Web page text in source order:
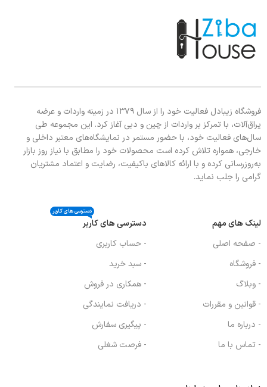
فروشگاه زیبادل فعالیت خود را از سال ۱۳۷۹ در زمینه واردات و عرضه
یراق‌آلات، با تمرکز بر واردات از چین و دبی آغاز کرد. این مجموعه طی
سال‌های فعالیت خود، با حضور مستمر در نمایشگاه‌های معتبر داخلی و
خارجی، همواره تلاش کرده است محصولات خود را مطابق با نیاز روز بازار
به‌روزرسانی کرده و با ارائه کالاهای باکیفیت، رضایت و اعتماد مشتریان
گرامی را جلب نماید.
لینک های مهم
- صفحه اصلی
- فروشگاه
- وبلاگ
- قوانین و مقررات
- درباره ما
- تماس با ما
دسترسی های کاربر
دسترسی های کاربر
- حساب کاربری
- سبد خرید
- همکاری در فروش
- دریافت نمایندگی
- پیگیری سفارش
- فرصت شغلی